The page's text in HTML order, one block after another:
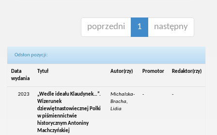
poprzedni 1 następny
Odsłon pozycji:
Data
wydania
Tytuł Autor(rzy) Promotor Redaktor(rzy)
2023
„Wedle ideału Klaudynek…”.
Wizerunek
dziewiętnastowiecznej Polki
w piśmiennictwie
historycznym Antoniny
Machczyńskiej
Michalska-
Bracha,
Lidia
- -